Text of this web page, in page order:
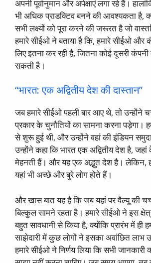
अपनी पूर्वानुमान और अपेक्षाएं लगा रहे हैं।
भी अधिक प्राडक्टिव बनने की आवश्यकता है,
सभी लक्ष्यों को पूरा करने की जरूरत है जो
हमारे सीईओ ने बताया है कि, हमारे सीईओ और
लिए इतना कर रही है, जितना कोई दूसरी
सकती है।
“भारत: एक अद्वितीय देश की दास्तान”
जब हमारे सीईओ पहली बार आए थे, तो उन्होंने
प्रकार के चुनौतियों का सामना करना पड़ेगा।
से शुरू हुई थी, और उन्होंने वहां की इंडियन
उन्होंने कहा कि भारत एक अद्वितीय देश है,
मेहनती हैं। और यह एक अद्भुत देश है। लेकिन,
यहां भी अच्छे और बुरे लोग होते हैं।
और खास बात यह है कि जब यहां पर वैल्यू की
बिल्कुल सामने रहता है। हमारे सीईओ ने इस
बहुत सावधानी से किया है, क्योंकि प्रारंभ में
साझेदारी में कुछ लोगों ने इसका अवांछित लाभ
हमारे सीईओ ने निर्णय लिया कि सभी जानकारी